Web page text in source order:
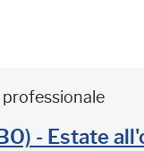
- Estate